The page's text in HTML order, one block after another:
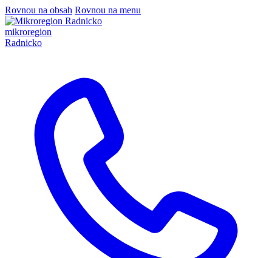
Rovnou na obsah Rovnou na menu
mikroregion
Radnicko